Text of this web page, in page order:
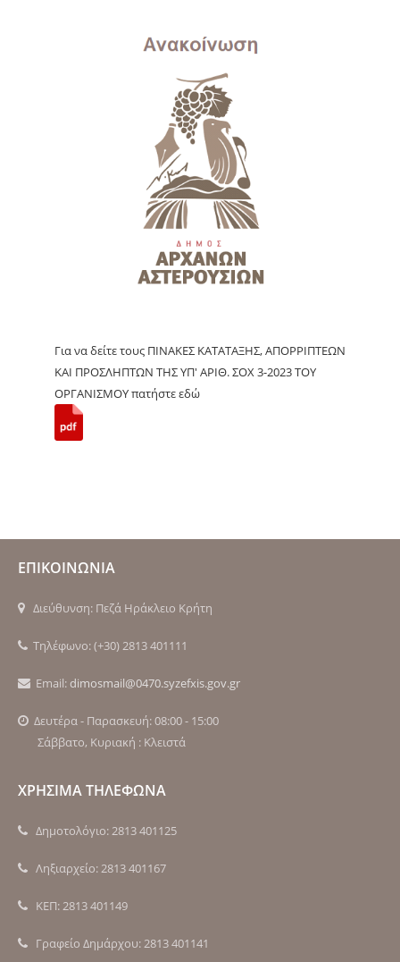
Για να δείτε τους ΠΙΝΑΚΕΣ ΚΑΤΑΤΑΞΗΣ, ΑΠΟΡΡΙΠΤΕΩΝ
ΚΑΙ ΠΡΟΣΛΗΠΤΩΝ ΤΗΣ ΥΠ' ΑΡΙΘ. ΣΟΧ 3-2023 ΤΟΥ
ΟΡΓΑΝΙΣΜΟΥ πατήστε εδώ
ΕΠΙΚΟΙΝΩΝΙΑ
Διεύθυνση: Πεζά Ηράκλειο Κρήτη
Τηλέφωνο: (+30) 2813 401111
Email:dimosmail@0470.syzefxis.gov.gr
Δευτέρα - Παρασκευή: 08:00 - 15:00
Σάββατο, Κυριακή : Κλειστά
ΧΡΗΣΙΜΑ ΤΗΛΕΦΩΝΑ
Δημοτολόγιο: 2813 401125
Ληξιαρχείο: 2813 401167
ΚΕΠ: 2813 401149
Γραφείο Δημάρχου: 2813 401141